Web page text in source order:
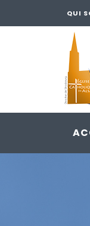
Skip
QUI